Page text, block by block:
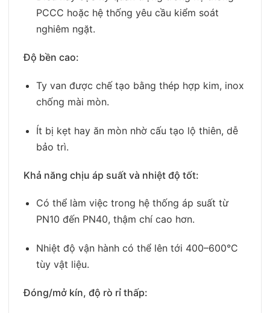
PCCC hoặc hệ thống yêu cầu kiểm soát
nghiêm ngặt.
Độ bền cao:
Ty van được chế tạo bằng thép hợp kim, inox
chống mài mòn.
Ít bị kẹt hay ăn mòn nhờ cấu tạo lộ thiên, dễ
bảo trì.
Khả năng chịu áp suất và nhiệt độ tốt:
Có thể làm việc trong hệ thống áp suất từ
PN10 đến PN40, thậm chí cao hơn.
Nhiệt độ vận hành có thể lên tới 400–600°C
tùy vật liệu.
Đóng/mở kín, độ rò rỉ thấp: